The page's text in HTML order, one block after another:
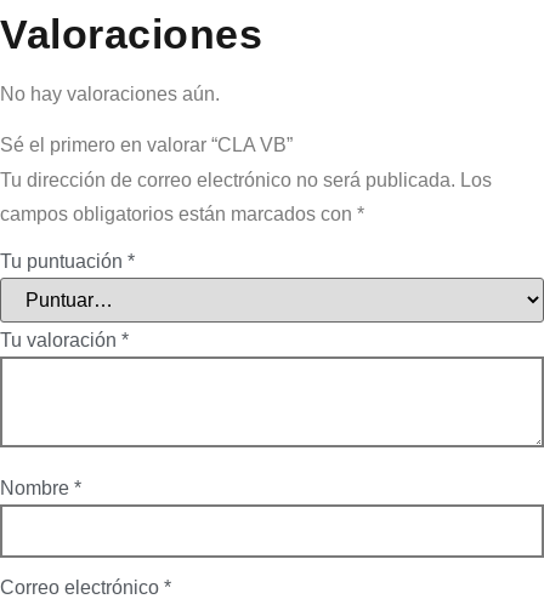
Valoraciones
No hay valoraciones aún.
Sé el primero en valorar “CLA VB”
Tu dirección de correo electrónico no será publicada. Los
campos obligatorios están marcados con *
Tu puntuación *
Tu valoración *
Nombre *
Correo electrónico *